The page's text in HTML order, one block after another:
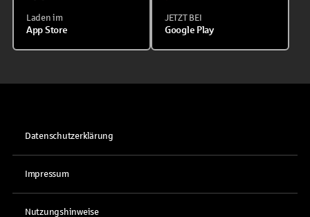
Laden im
App Store
JETZT BEI
Google Play
Datenschutzerklärung
Impressum
Nutzungshinweise